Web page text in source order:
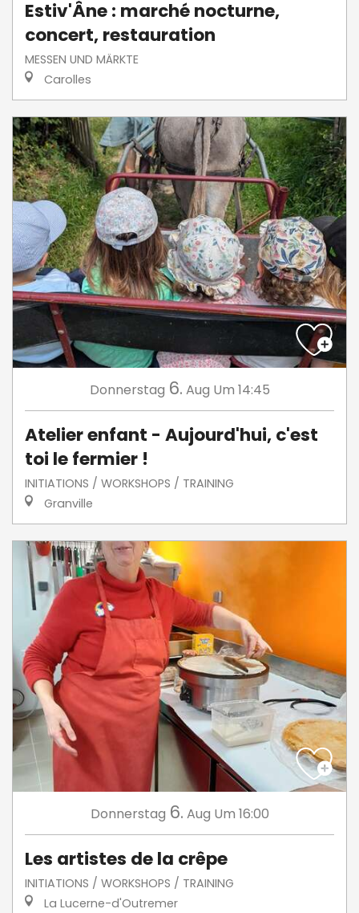
Estiv'Âne : marché nocturne,
concert, restauration
MESSEN UND MÄRKTE
Carolles
Donnerstag 6. Aug Um 14:45
Atelier enfant - Aujourd'hui, c'est
toi le fermier !
INITIATIONS / WORKSHOPS / TRAINING
Granville
Donnerstag 6. Aug Um 16:00
Les artistes de la crêpe
INITIATIONS / WORKSHOPS / TRAINING
La Lucerne-d'Outremer